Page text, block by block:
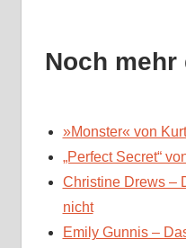
Noch mehr
»Monster« von
„Perfect Secret“
Christine Drews –
nicht
Emily Gunnis –